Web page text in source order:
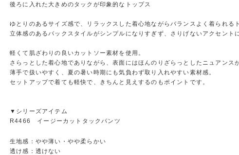
後ろに入れた大きめのタックが印象的なトップス
ゆとりのあるサイズ感で、リラックスした着心地ながらバランスよく着られる
立体感のあるバックスタイルがシンプルになりすぎず、さりげないアクセントに
軽くて肌ざわりの良いカットソー素材を使用。
さらっとした着心地でありながら、表面にはほんのりざらっとしたニュアンス
薄手で扱いやすく、夏の暑い時期にも気負わず取り入れやすい素材感。
セットアップで着ても軽快で、きちんと見えするのもポイントです。
▼シリーズアイテム
R4466 イージーカットタックパンツ
生地感：やや薄い・やや柔らかい
透け感：透けない